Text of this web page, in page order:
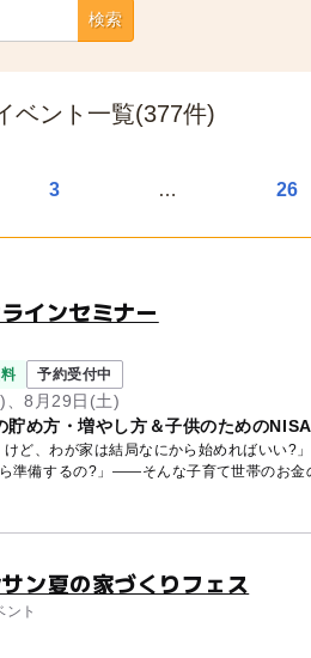
検索
ベント一覧(377件)
3 … 26
インセミナー
予約受付中
、8月29日(土)
貯め方・増やし方＆子供のための
けど、わが家は結局なにから始めればいい?
準備するの?」——そんな子育て世帯のお金
ン夏の家づくりフェス
ト